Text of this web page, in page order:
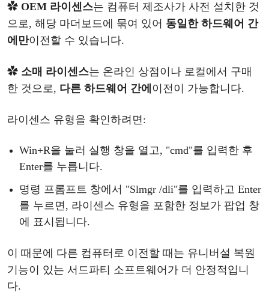
✿ OEM 라이센스는 컴퓨터 제조사가 사전 설치한 것
으로 , 해당 마더보드에 묶여 있어 동일한 하드웨어 간
에만이전할 수 있습니다.
✿ 소매 라이센스는 온라인 상점이나 로컬에서 구매
한 것으로 , 다른 하드웨어 간에 이전이 가능합니다.
라이센스 유형을 확인하려면 :
Win+R을 눌러 실행 창을 열고, "cmd"를 입력한 후
Enter를 누릅니다.
명령 프롬프트 창에서 "Slmgr /dli"를 입력하고 Enter
를 누르면, 라이센스 유형을 포함한 정보가 팝업 창
에 표시됩니다.
이 때문에 다른 컴퓨터로 이전할 때는 유니버설 복원
기능이 있는 서드파티 소프트웨어가 더 안정적입니
다.